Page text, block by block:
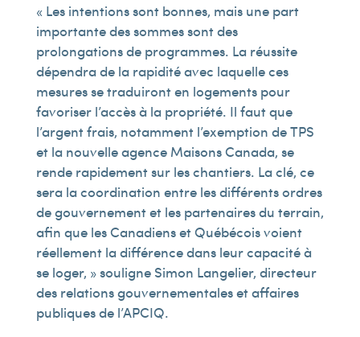
« Les intentions sont bonnes, mais une part
importante des sommes sont des
prolongations de programmes. La réussite
dépendra de la rapidité avec laquelle ces
mesures se traduiront en logements pour
favoriser l’accès à la propriété. Il faut que
l’argent frais, notamment l’exemption de TPS
et la nouvelle agence Maisons Canada, se
rende rapidement sur les chantiers. La clé, ce
sera la coordination entre les différents ordres
de gouvernement et les partenaires du terrain,
afin que les Canadiens et Québécois voient
réellement la différence dans leur capacité à
se loger, » souligne Simon Langelier, directeur
des relations gouvernementales et affaires
publiques de l’APCIQ.